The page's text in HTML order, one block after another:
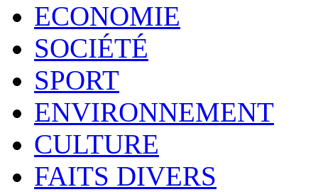
ECONOMIE
SOCIÉTÉ
SPORT
ENVIRONNEMENT
CULTURE
FAITS DIVERS